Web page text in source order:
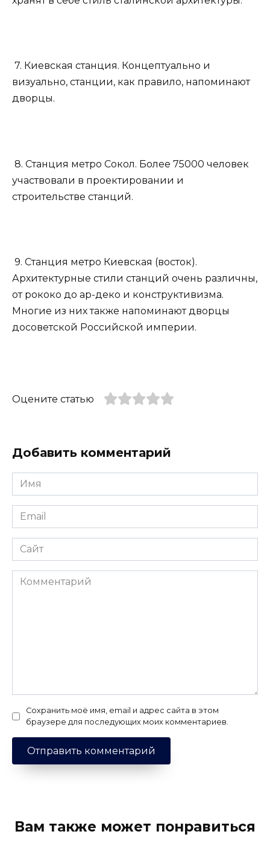
7. Киевская станция. Концептуально и
визуально, станции, как правило, напоминают
дворцы.
8. Станция метро Сокол. Более 75000 человек
участвовали в проектировании и
строительстве станций.
9. Станция метро Киевская (восток).
Архитектурные стили станций очень различны,
от рококо до ар-деко и конструктивизма.
Многие из них также напоминают дворцы
досоветской Российской империи.
Оцените статью
Добавить комментарий
Имя
*
Email
*
Сайт
Комментарий
Сохранить моё имя, email и адрес сайта в этом
браузере для последующих моих комментариев.
Вам также может понравиться